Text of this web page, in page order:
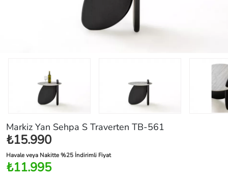
Markiz Yan Sehpa S Traverten TB-561
₺15.990
Havale veya Nakitte %25 İndirimli Fiyat
₺11.995